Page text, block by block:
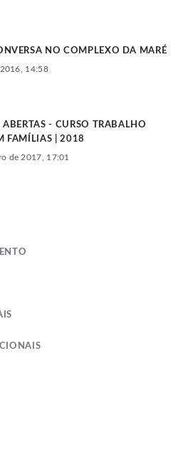
NO COMPLEXO DA MARÉ
14:58
ABERTAS - CURSO TRABALHO
FAMÍLIAS | 2018
de 2017, 17:01